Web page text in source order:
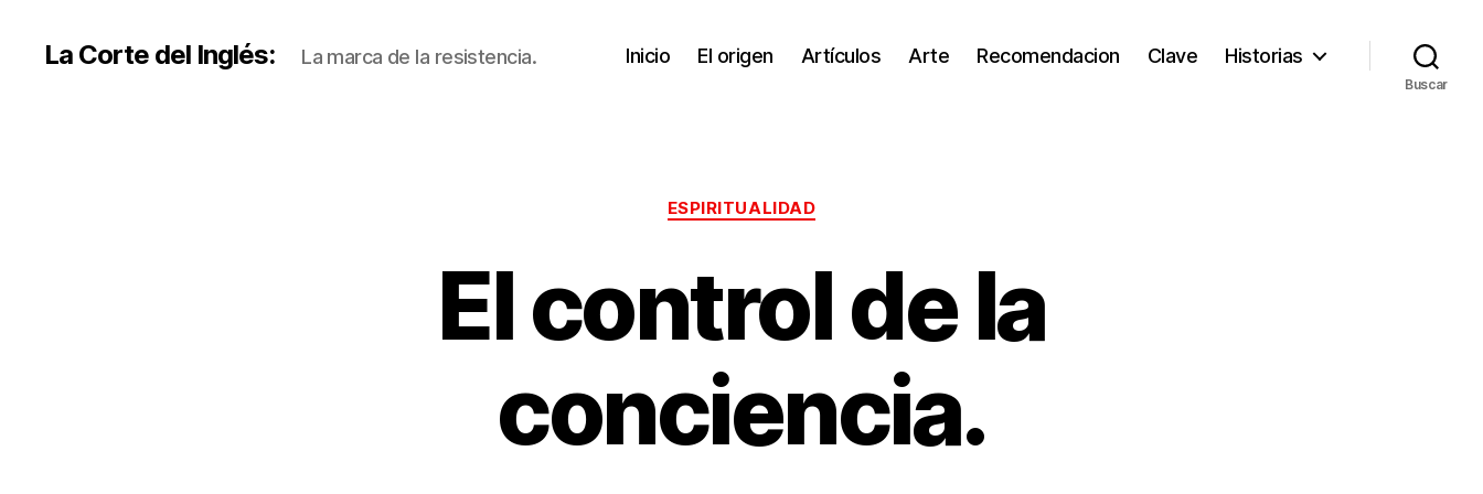
La Corte del Inglés: La marca de la resistencia. Inicio El origen Artículos Arte Recomendacion Clave Historias
Buscar
Categorías
ESPIRITUALIDAD
El control de la
conciencia.